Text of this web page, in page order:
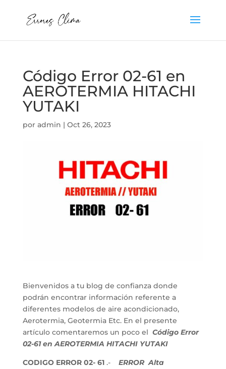
Código Error 02-61 en
AEROTERMIA HITACHI
YUTAKI
por admin | Oct 26, 2023
Bienvenidos a tu blog de confianza donde
podrán encontrar información referente a
diferentes modelos de aire acondicionado,
Aerotermia, Geotermia Etc. En el presente
artículo comentaremos un poco el Código Error
02-61 en AEROTERMIA HITACHI YUTAKI
CODIGO ERROR 02- 61 .- ERROR Alta